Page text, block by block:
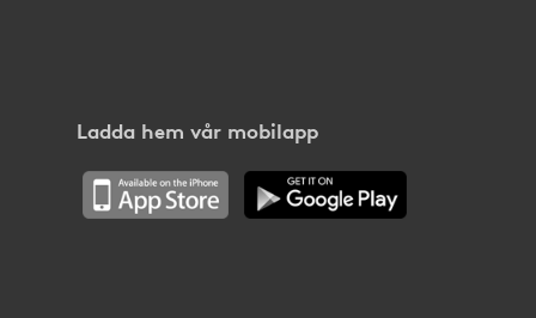
Ladda hem vår mobilapp